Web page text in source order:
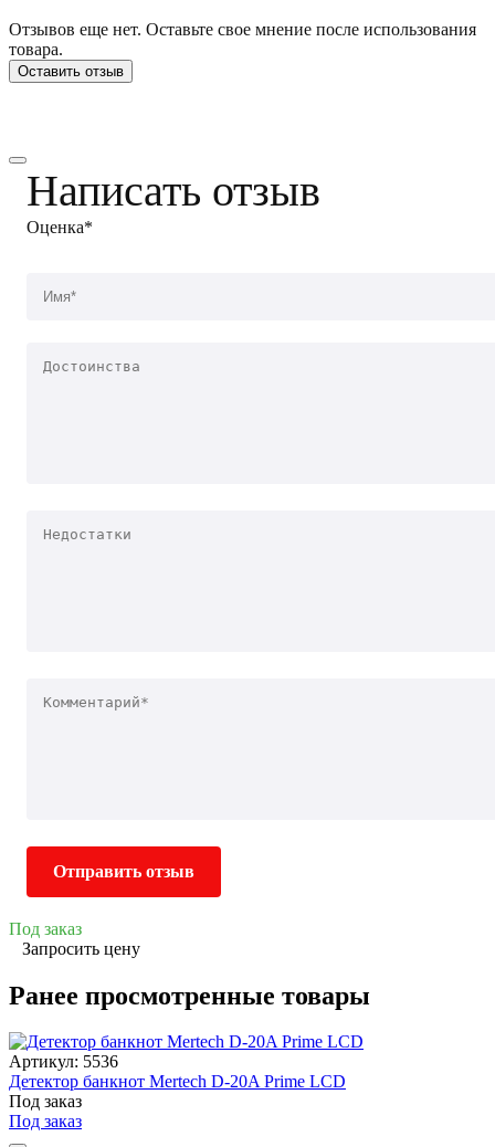
Отзывов еще нет. Оставьте свое мнение после использования
товара.
Оставить отзыв
Написать отзыв
Оценка*
Отправить отзыв
Под заказ
Запросить цену
Ранее просмотренные товары
Артикул: 5536
Детектор банкнот Mertech D-20A Prime LСD
Под заказ
Под заказ